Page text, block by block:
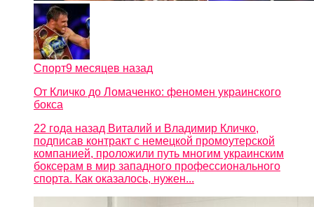
Спорт9 месяцев назад
От Кличко до Ломаченко: феномен украинского
бокса
22 года назад Виталий и Владимир Кличко,
подписав контракт с немецкой промоутерской
компанией, проложили путь многим украинским
боксерам в мир западного профессионального
спорта. Как оказалось, нужен...